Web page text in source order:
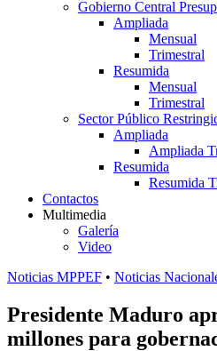
Gobierno Central
Ampliada
Mensual
Trimestral
Resumida
Mensual
Trimestral
Sector Público
Ampliada
Ampliada
Resumida
Resumida
Contactos
Multimedia
Galería
Video
Noticias MPPEF • Noticias
Presidente Maduro
millones para